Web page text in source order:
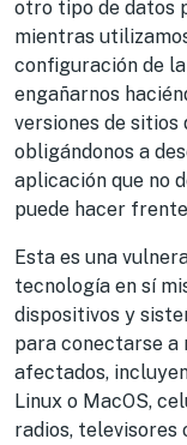
otro tipo de datos
mientras
configuración de
engañarnos
versiones de sitios
obligándonos a
aplicación que no
puede hacer
Esta es una
tecnología en sí
dispositivos y
para conectarse a
afectados,
Linux o MacOS,
radios, televisores